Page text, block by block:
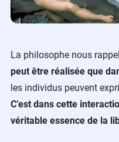
La philosophe nous
peut être réalisée que
les individus peuvent
C’est dans cette
véritable essence de la